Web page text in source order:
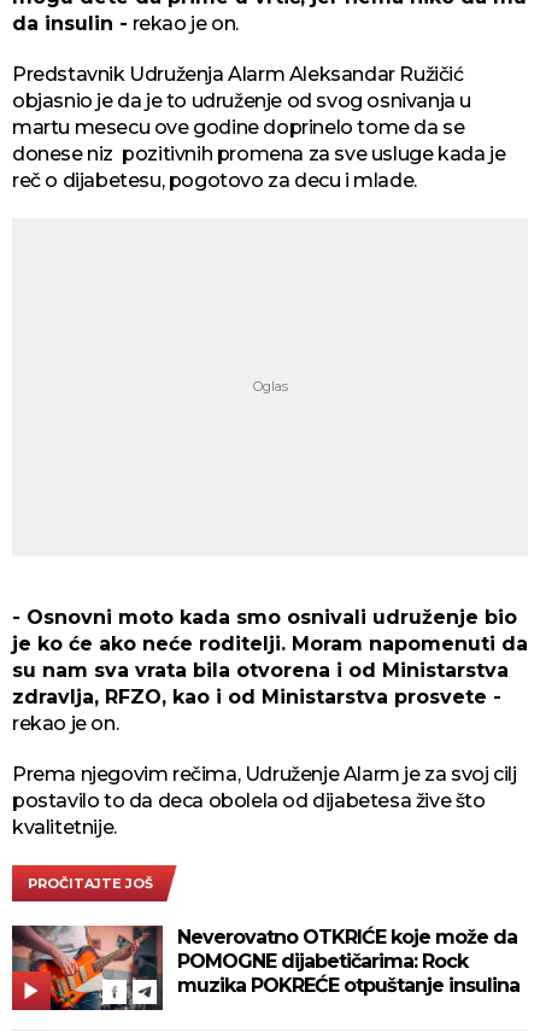
da insulin - rekao je on.
Predstavnik Udruženja Alarm Aleksandar Ružičić
objasnio je da je to udruženje od svog osnivanja u
martu mesecu ove godine doprinelo tome da se
donese niz pozitivnih promena za sve usluge kada je
reč o dijabetesu, pogotovo za decu i mlade.
- Osnovni moto kada smo osnivali udruženje bio
je ko će ako neće roditelji. Moram napomenuti da
su nam sva vrata bila otvorena i od Ministarstva
zdravlja, RFZO, kao i od Ministarstva prosvete -
rekao je on.
Prema njegovim rečima, Udruženje Alarm je za svoj cilj
postavilo to da deca obolela od dijabetesa žive što
kvalitetnije.
PROČITAJTE JOŠ
Neverovatno OTKRIĆE koje može da
POMOGNE dijabetičarima: Rock
muzika POKREĆE otpuštanje insulina